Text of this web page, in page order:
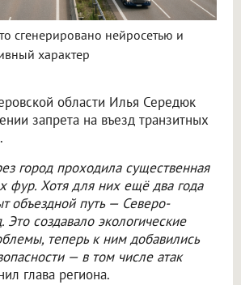
сгенерировано нейросетью и
характер
области Илья Середюк
запрета на въезд транзитных
город проходила существенная
фур. Хотя для них ещё два года
объездной путь — Северо-
создавало экологические
теперь к ним добавились
— в том числе атак
глава региона.